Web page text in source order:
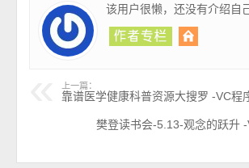
该用户很懒，还没有介绍自己
上一篇：
靠谱医学健康科普资源大搜罗 -VC程
樊登读书会-5.13-观念的跃升 -